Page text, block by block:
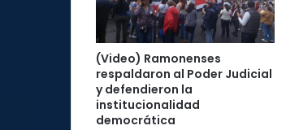
(Video) Ramonenses
respaldaron al Poder Judicial
y defendieron la
institucionalidad
democrática